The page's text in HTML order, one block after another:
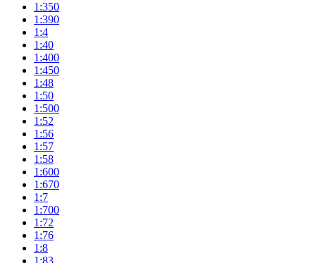
1:350
1:390
1:4
1:40
1:400
1:450
1:48
1:50
1:500
1:52
1:56
1:57
1:58
1:600
1:670
1:7
1:700
1:72
1:76
1:8